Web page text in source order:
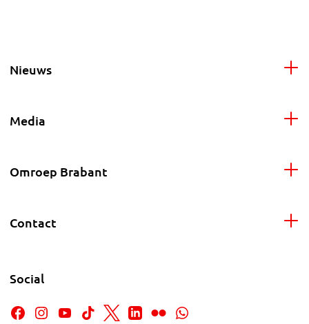
Nieuws
Media
Omroep Brabant
Contact
Social